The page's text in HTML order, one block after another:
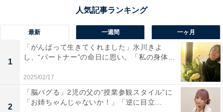
最新 一週間 一ヶ月
1
「がんばって生きてくれました」氷川きよ
し、“パートナー”の命日に思い。「私の身体...
2025/02/17
2
「脳バグる」2児の父の“授業参観スタイル”に
「お姉ちゃんじゃないか！」「逆に目立...